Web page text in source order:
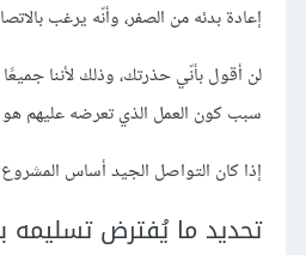
إعادة بدئه من الصفر، وأنّه يرغب
لن أقول بأنّي حذرتك، وذلك لأننا
سبب كون العمل الذي تعرضه عليهم هو
إذا كان التواصل الجيد أساس
تحديد ما يُفترض تسليمه